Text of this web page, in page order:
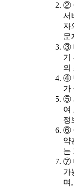
②
서
자
문
③
기
의
④
가
⑤
여
정
⑥
약
는
⑦
가
며